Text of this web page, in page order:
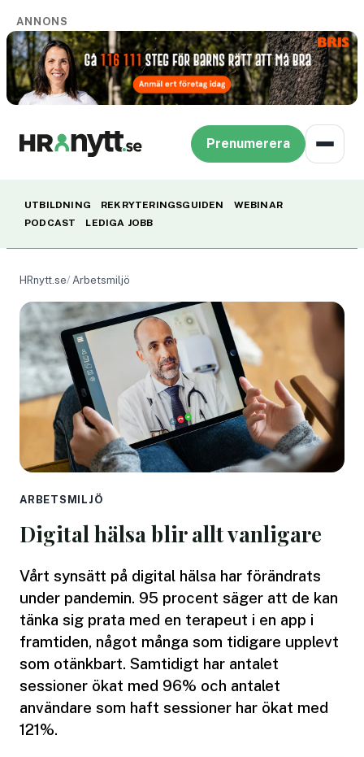
ANNONS
Prenumerera
UTBILDNING REKRYTERINGSGUIDEN
WEBINAR
PODCAST
LEDIGA JOBB
HRnytt.se Arbetsmiljö
ARBETSMILJÖ
Digital hälsa blir allt vanligare
Vårt synsätt på digital hälsa har förändrats
under pandemin. 95 procent säger att de kan
tänka sig prata med en terapeut i en app i
framtiden, något många som tidigare upplevt
som otänkbart. Samtidigt har antalet
sessioner ökat med 96% och antalet
användare som haft sessioner har ökat med
121%.